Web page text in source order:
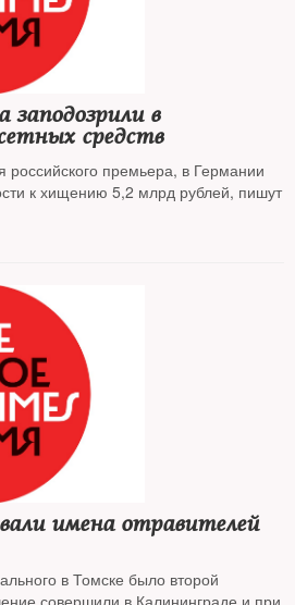
в
средств
российского премьера, в Германии
к хищению 5,2 млрд рублей, пишут
имена отравителей
в Томске было второй
совершили в Калининграде и при